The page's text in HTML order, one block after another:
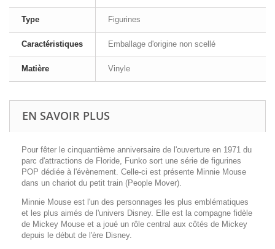
Type Figurines
Caractéristiques Emballage d'origine non scellé
Matière Vinyle
EN SAVOIR PLUS
Pour fêter le cinquantième anniversaire de l'ouverture en 1971 du
parc d'attractions de Floride, Funko sort une série de figurines
POP dédiée à l'évènement. Celle-ci est présente Minnie Mouse
dans un chariot du petit train (People Mover).
Minnie Mouse est l'un des personnages les plus emblématiques
et les plus aimés de l'univers Disney. Elle est la compagne fidèle
de Mickey Mouse et a joué un rôle central aux côtés de Mickey
depuis le début de l'ère Disney.